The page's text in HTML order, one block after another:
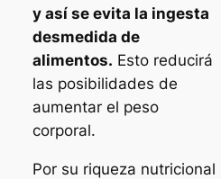
y así se evita la ingesta
desmedida de
alimentos. Esto reducirá
las posibilidades de
aumentar el peso
corporal.
Por su riqueza nutricional